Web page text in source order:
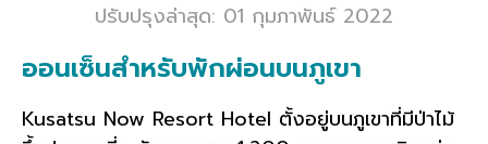
ปรับปรุงล่าสุด: 01 กุมภาพันธ์ 2022
ออนเซ็นสำหรับพักผ่อนบนภูเขา
Kusatsu Now Resort Hotel ตั้งอยู่บนภูเขาที่มีป่าไม้